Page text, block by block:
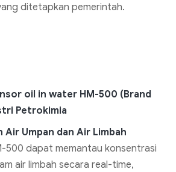
ditetapkan pemerintah.
oil in water HM-500 (Brand
Petrokimia
Air Umpan dan Air Limbah
500 dapat memantau konsentrasi
air limbah secara real-time,